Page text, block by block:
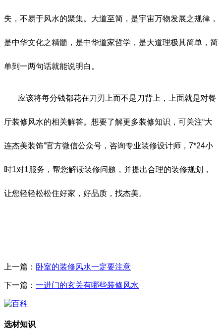
失，不易于风水的聚集。大道至简，是宇宙万物发展之规律，
是中华文化之精髓，是中华道家哲学，是大道理极其简单，简
单到一两句话就能说明白。
应该将每分钱都花在刀刃上而不是刀背上，上面就是对餐
厅装修风水的相关解答。想要了解更多装修知识，可关注“大
连杰美装饰”官方微信公众号，咨询专业装修设计师，7*24小
时1对1服务，帮您解读装修问题，并提出合理的装修规划，
让您轻轻松松住好家，好品质，找杰美。
上一篇： 卧室的装修风水一定要注意
下一篇： 一进门的玄关有哪些装修风水
选材知识